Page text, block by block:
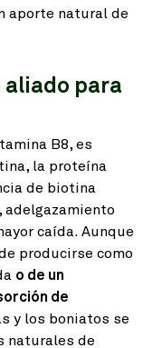
aporte natural de
aliado para
B8, es
la proteína
de biotina
adelgazamiento
caída. Aunque
producirse como
o de un
de
y los boniatos se
naturales de